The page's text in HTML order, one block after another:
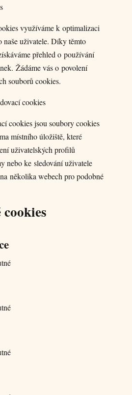
využíváme k optimalizaci
naše uživatele. Díky těmto
přehled o používání
Žádáme vás o povolení
souborů cookies.
cookies
cookies jsou soubory cookies
místního úložiště, které
uživatelských profilů
nebo ke sledování uživatele
několika webech pro podobné